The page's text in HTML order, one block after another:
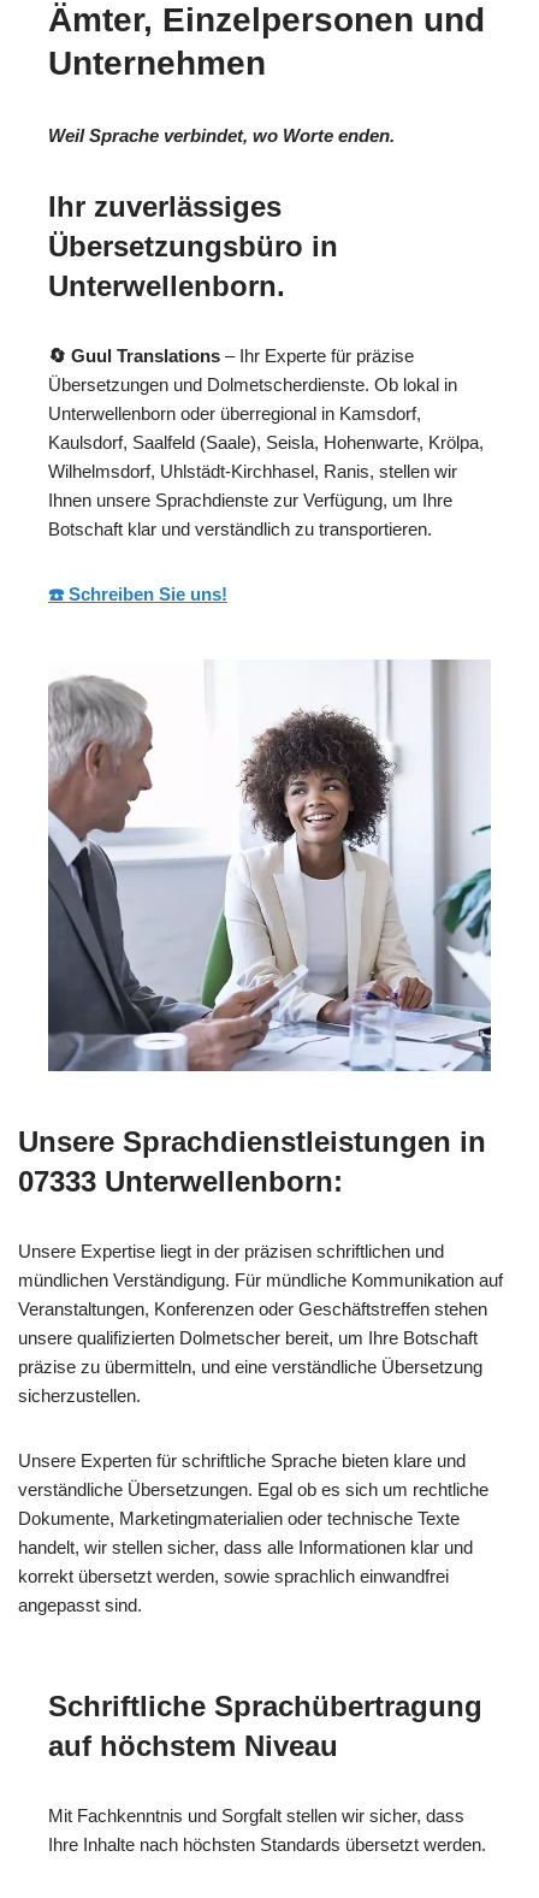
Ämter, Einzelpersonen und
Unternehmen
Weil Sprache verbindet, wo Worte enden.
Ihr zuverlässiges
Übersetzungsbüro in
Unterwellenborn.
🔄 Guul Translations – Ihr Experte für präzise
Übersetzungen und Dolmetscherdienste. Ob lokal in
Unterwellenborn oder überregional in Kamsdorf,
Kaulsdorf, Saalfeld (Saale), Seisla, Hohenwarte, Krölpa,
Wilhelmsdorf, Uhlstädt-Kirchhasel, Ranis, stellen wir
Ihnen unsere Sprachdienste zur Verfügung, um Ihre
Botschaft klar und verständlich zu transportieren.
☎️ Schreiben Sie uns!
Unsere Sprachdienstleistungen in
07333 Unterwellenborn:
Unsere Expertise liegt in der präzisen schriftlichen und
mündlichen Verständigung. Für mündliche Kommunikation auf
Veranstaltungen, Konferenzen oder Geschäftstreffen stehen
unsere qualifizierten Dolmetscher bereit, um Ihre Botschaft
präzise zu übermitteln, und eine verständliche Übersetzung
sicherzustellen.
Unsere Experten für schriftliche Sprache bieten klare und
verständliche Übersetzungen. Egal ob es sich um rechtliche
Dokumente, Marketingmaterialien oder technische Texte
handelt, wir stellen sicher, dass alle Informationen klar und
korrekt übersetzt werden, sowie sprachlich einwandfrei
angepasst sind.
Schriftliche Sprachübertragung
auf höchstem Niveau
Mit Fachkenntnis und Sorgfalt stellen wir sicher, dass
Ihre Inhalte nach höchsten Standards übersetzt werden.